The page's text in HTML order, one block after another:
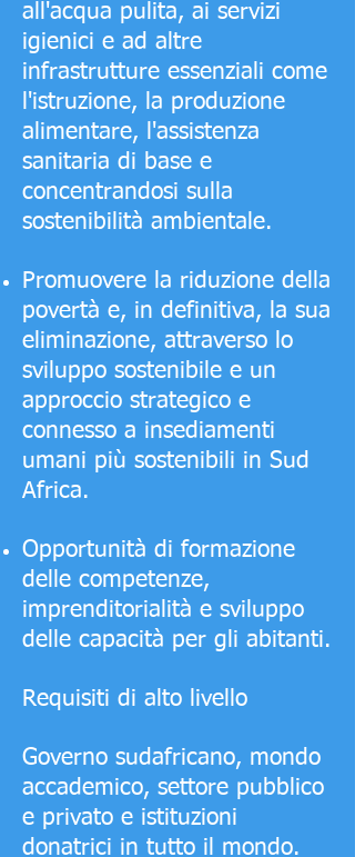
all'acqua pulita, ai servizi
igienici e ad altre
infrastrutture essenziali come
l'istruzione, la produzione
alimentare, l'assistenza
sanitaria di base e
concentrandosi sulla
sostenibilità ambientale.
Promuovere la riduzione della
povertà e, in definitiva, la sua
eliminazione, attraverso lo
sviluppo sostenibile e un
approccio strategico e
connesso a insediamenti
umani più sostenibili in Sud
Africa.
Opportunità di formazione
delle competenze,
imprenditorialità e sviluppo
delle capacità per gli abitanti.
Requisiti di alto livello
Governo sudafricano, mondo
accademico, settore pubblico
e privato e istituzioni
donatrici in tutto il mondo.